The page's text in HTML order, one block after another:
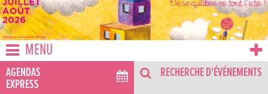
MENU
AGENDAS
EXPRESS
RECHERCHE D'ÉVÉNEMENTS